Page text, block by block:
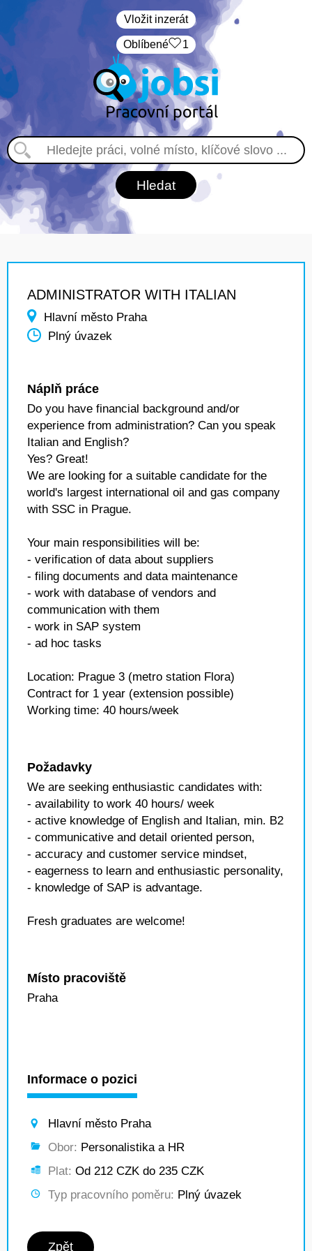
Vložit inzerát
Oblíbené 1
ADMINISTRATOR WITH ITALIAN
Hlavní město Praha
Plný úvazek
Náplň práce
Do you have financial background and/or
experience from administration? Can you speak
Italian and English?
Yes? Great!
We are looking for a suitable candidate for the
world's largest international oil and gas company
with SSC in Prague.
Your main responsibilities will be:
- verification of data about suppliers
- filing documents and data maintenance
- work with database of vendors and
communication with them
- work in SAP system
- ad hoc tasks
Location: Prague 3 (metro station Flora)
Contract for 1 year (extension possible)
Working time: 40 hours/week
Požadavky
We are seeking enthusiastic candidates with:
- availability to work 40 hours/ week
- active knowledge of English and Italian, min. B2
- communicative and detail oriented person,
- accuracy and customer service mindset,
- eagerness to learn and enthusiastic personality,
- knowledge of SAP is advantage.
Fresh graduates are welcome!
Místo pracoviště
Praha
Informace o pozici
Hlavní město Praha
Obor: Personalistika a HR
Plat: Od 212 CZK do 235 CZK
Typ pracovního poměru: Plný úvazek
Zpět